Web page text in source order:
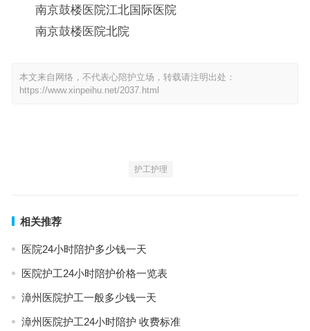
南京鼓楼医院江北国际医院
南京鼓楼医院北院
本文来自网络，不代表心陪护立场，转载请注明出处：
https://www.xinpeihu.net/2037.html
护工护理
相关推荐
医院24小时陪护多少钱一天
医院护工24小时陪护价格一览表
漳州医院护工一般多少钱一天
漳州医院护工24小时陪护 收费标准